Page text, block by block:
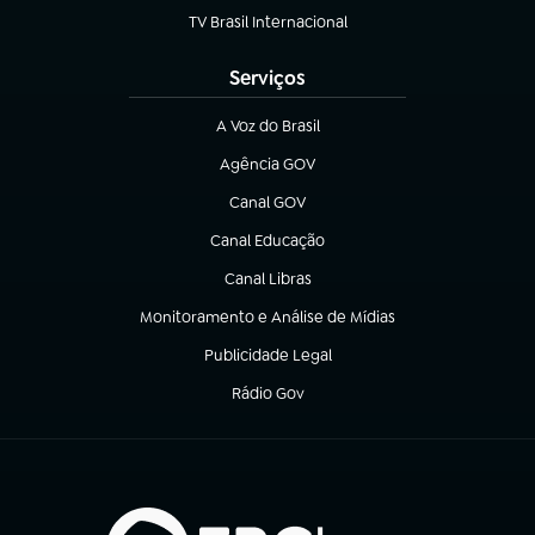
TV Brasil Internacional
(abre em nova aba)
Serviços
A Voz do Brasil
(abre em nova aba)
Agência GOV
(abre em nova aba)
Canal GOV
(abre em nova aba)
Canal Educação
(abre em nova aba)
Canal Libras
(abre em nova aba)
Monitoramento e Análise de Mídias
(abre em nova aba)
Publicidade Legal
(abre em nova aba)
Rádio Gov
(abre em nova aba)